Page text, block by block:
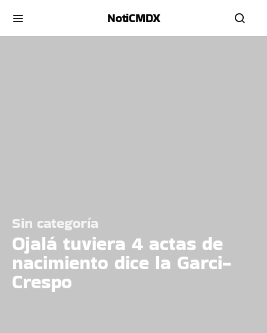
NotiCMDX
Sin categoría
Ojalá tuviera 4 actas de
nacimiento dice la Garci-
Crespo